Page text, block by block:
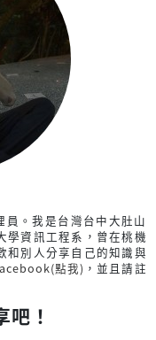
。我是台灣台中大肚山
學資訊工程系，曾在桃機
和別人分享自己的知識與
點我) ，並且請註
！